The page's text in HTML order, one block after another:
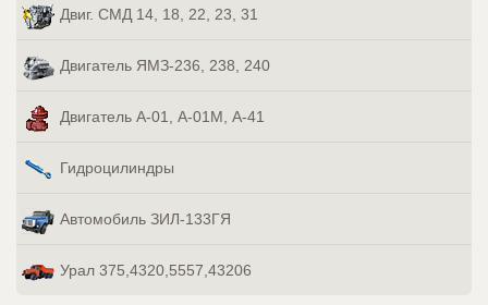
Двиг. СМД 14, 18, 22, 23, 31
Двигатель ЯМЗ-236, 238, 240
Двигатель А-01, А-01М, А-41
Гидроцилиндры
Автомобиль ЗИЛ-133ГЯ
Урал 375,4320,5557,43206